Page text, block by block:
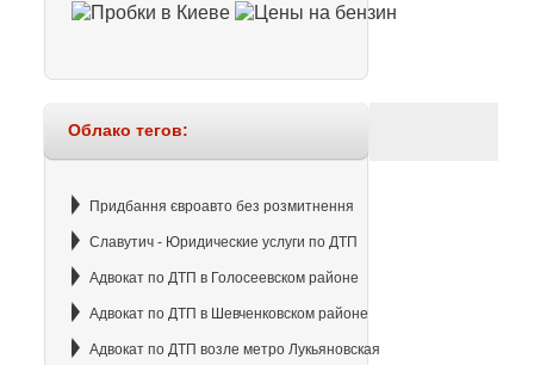
Облако тегов:
Придбання євроавто без розмитнення
Славутич - Юридические услуги по ДТП
Адвокат по ДТП в Голосеевском районе
Адвокат по ДТП в Шевченковском районе
Адвокат по ДТП возле метро Лукьяновская